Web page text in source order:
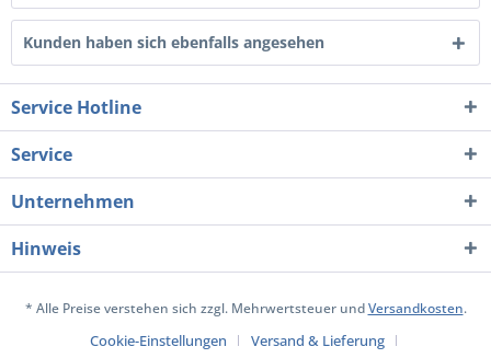
Kunden haben sich ebenfalls angesehen
Service Hotline
Service
Unternehmen
Hinweis
* Alle Preise verstehen sich zzgl. Mehrwertsteuer undVersandkosten.
Cookie-Einstellungen Versand & Lieferung